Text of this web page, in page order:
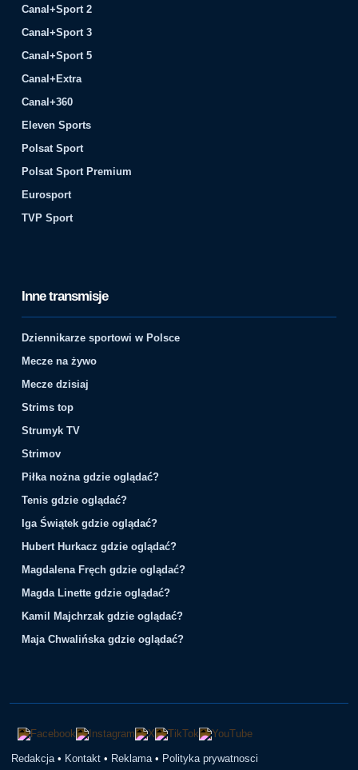
Canal+Sport 2
Canal+Sport 3
Canal+Sport 5
Canal+Extra
Canal+360
Eleven Sports
Polsat Sport
Polsat Sport Premium
Eurosport
TVP Sport
Inne transmisje
Dziennikarze sportowi w Polsce
Mecze na żywo
Mecze dzisiaj
Strims top
Strumyk TV
Strimov
Piłka nożna gdzie oglądać?
Tenis gdzie oglądać?
Iga Świątek gdzie oglądać?
Hubert Hurkacz gdzie oglądać?
Magdalena Fręch gdzie oglądać?
Magda Linette gdzie oglądać?
Kamil Majchrzak gdzie oglądać?
Maja Chwalińska gdzie oglądać?
Redakcja • Kontakt • Reklama • Polityka prywatnosci